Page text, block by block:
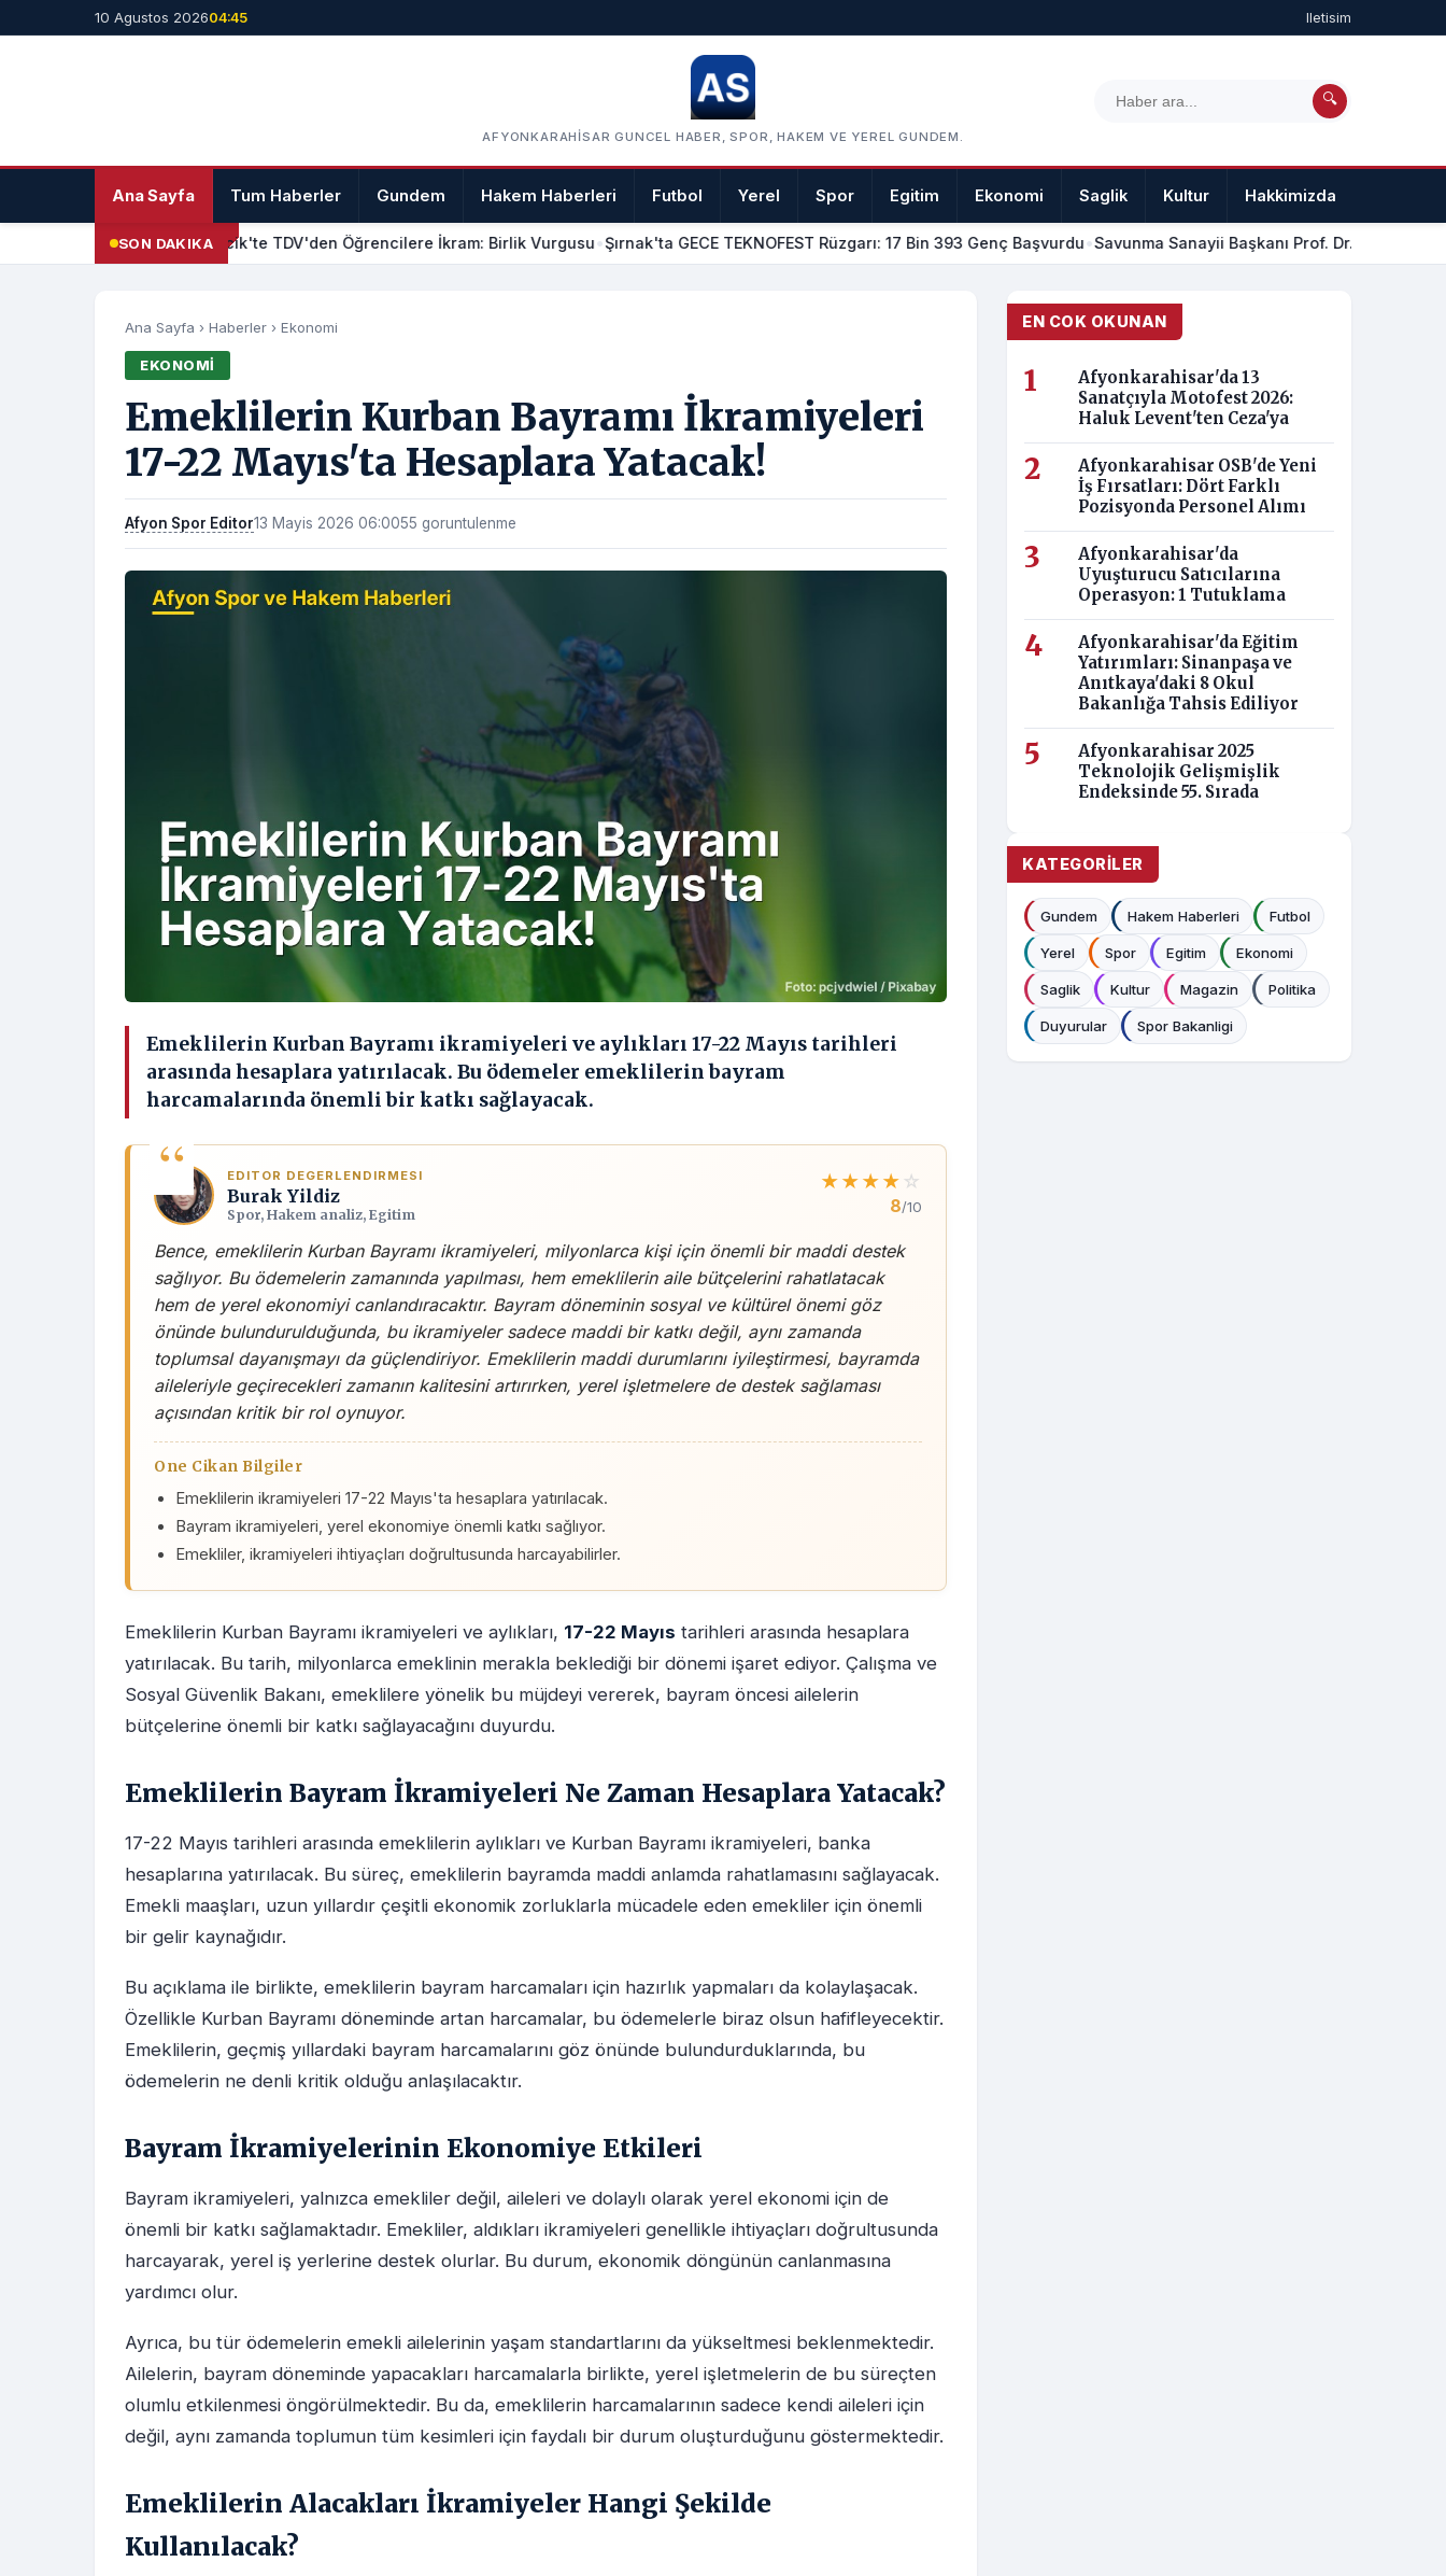
10 Agustos 202604:45 Iletisim
AFYONKARAHISAR GUNCEL HABER, SPOR, HAKEM VE YEREL GUNDEM.
🔍
Ana Sayfa Tum Haberler Gundem Hakem Haberleri Futbol Yerel Spor Egitim Ekonomi Saglik Kultur Hakkimizda
SON DAKIKABilecik'te TDV'den Öğrencilere İkram: Birlik Vurgusu•Şırnak'ta GECE TEKNOFEST Rüzgarı: 17 Bin 393 Genç Başvurdu•Savunma Sanayii Başkanı Prof. Dr. Haluk
Ana Sayfa › Haberler › Ekonomi
EKONOMI
Emeklilerin Kurban Bayramı İkramiyeleri
17-22 Mayıs'ta Hesaplara Yatacak!
Afyon Spor Editor13 Mayis 2026 06:0055 goruntulenme
Emeklilerin Kurban Bayramı ikramiyeleri ve aylıkları 17-22 Mayıs tarihleri
arasında hesaplara yatırılacak. Bu ödemeler emeklilerin bayram
harcamalarında önemli bir katkı sağlayacak.
EDITOR DEGERLENDIRMESI
Burak Yildiz
Spor, Hakem analiz, Egitim
★★★★ ☆
8/10
Bence, emeklilerin Kurban Bayramı ikramiyeleri, milyonlarca kişi için önemli bir maddi destek
sağlıyor. Bu ödemelerin zamanında yapılması, hem emeklilerin aile bütçelerini rahatlatacak
hem de yerel ekonomiyi canlandıracaktır. Bayram döneminin sosyal ve kültürel önemi göz
önünde bulundurulduğunda, bu ikramiyeler sadece maddi bir katkı değil, aynı zamanda
toplumsal dayanışmayı da güçlendiriyor. Emeklilerin maddi durumlarını iyileştirmesi, bayramda
aileleriyle geçirecekleri zamanın kalitesini artırırken, yerel işletmelere de destek sağlaması
açısından kritik bir rol oynuyor.
One Cikan Bilgiler
Emeklilerin ikramiyeleri 17-22 Mayıs'ta hesaplara yatırılacak.
Bayram ikramiyeleri, yerel ekonomiye önemli katkı sağlıyor.
Emekliler, ikramiyeleri ihtiyaçları doğrultusunda harcayabilirler.
Emeklilerin Kurban Bayramı ikramiyeleri ve aylıkları, 17-22 Mayıs tarihleri arasında hesaplara
yatırılacak. Bu tarih, milyonlarca emeklinin merakla beklediği bir dönemi işaret ediyor. Çalışma ve
Sosyal Güvenlik Bakanı, emeklilere yönelik bu müjdeyi vererek, bayram öncesi ailelerin
bütçelerine önemli bir katkı sağlayacağını duyurdu.
Emeklilerin Bayram İkramiyeleri Ne Zaman Hesaplara Yatacak?
17-22 Mayıs tarihleri arasında emeklilerin aylıkları ve Kurban Bayramı ikramiyeleri, banka
hesaplarına yatırılacak. Bu süreç, emeklilerin bayramda maddi anlamda rahatlamasını sağlayacak.
Emekli maaşları, uzun yıllardır çeşitli ekonomik zorluklarla mücadele eden emekliler için önemli
bir gelir kaynağıdır.
Bu açıklama ile birlikte, emeklilerin bayram harcamaları için hazırlık yapmaları da kolaylaşacak.
Özellikle Kurban Bayramı döneminde artan harcamalar, bu ödemelerle biraz olsun hafifleyecektir.
Emeklilerin, geçmiş yıllardaki bayram harcamalarını göz önünde bulundurduklarında, bu
ödemelerin ne denli kritik olduğu anlaşılacaktır.
Bayram İkramiyelerinin Ekonomiye Etkileri
Bayram ikramiyeleri, yalnızca emekliler değil, aileleri ve dolaylı olarak yerel ekonomi için de
önemli bir katkı sağlamaktadır. Emekliler, aldıkları ikramiyeleri genellikle ihtiyaçları doğrultusunda
harcayarak, yerel iş yerlerine destek olurlar. Bu durum, ekonomik döngünün canlanmasına
yardımcı olur.
Ayrıca, bu tür ödemelerin emekli ailelerinin yaşam standartlarını da yükseltmesi beklenmektedir.
Ailelerin, bayram döneminde yapacakları harcamalarla birlikte, yerel işletmelerin de bu süreçten
olumlu etkilenmesi öngörülmektedir. Bu da, emeklilerin harcamalarının sadece kendi aileleri için
değil, aynı zamanda toplumun tüm kesimleri için faydalı bir durum oluşturduğunu göstermektedir.
Emeklilerin Alacakları İkramiyeler Hangi Şekilde
Kullanılacak?
EN COK OKUNAN
Afyonkarahisar'da 13
Sanatçıyla Motofest 2026:
Haluk Levent'ten Ceza'ya
Afyonkarahisar OSB'de Yeni
İş Fırsatları: Dört Farklı
Pozisyonda Personel Alımı
Afyonkarahisar'da
Uyuşturucu Satıcılarına
Operasyon: 1 Tutuklama
Afyonkarahisar'da Eğitim
Yatırımları: Sinanpaşa ve
Anıtkaya'daki 8 Okul
Bakanlığa Tahsis Ediliyor
Afyonkarahisar 2025
Teknolojik Gelişmişlik
Endeksinde 55. Sırada
KATEGORILER
Gundem Hakem Haberleri Futbol
Yerel Spor Egitim Ekonomi
Saglik Kultur Magazin Politika
Duyurular Spor Bakanligi